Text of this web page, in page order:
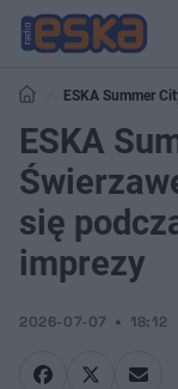
ESKA Summer
wakacyjnej imprezy
ESKA
się
imprezy
2026-07-07 18:12